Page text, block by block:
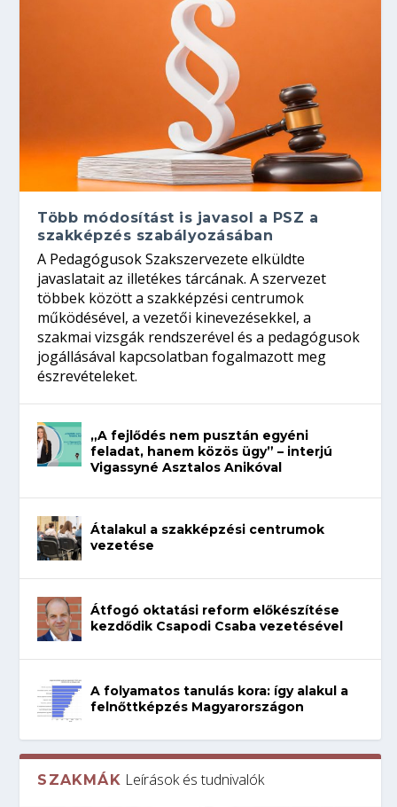
Több módosítást is javasol a PSZ a
szakképzés szabályozásában
A Pedagógusok Szakszervezete elküldte
javaslatait az illetékes tárcának. A szervezet
többek között a szakképzési centrumok
működésével, a vezetői kinevezésekkel, a
szakmai vizsgák rendszerével és a pedagógusok
jogállásával kapcsolatban fogalmazott meg
észrevételeket.
„A fejlődés nem pusztán egyéni
feladat, hanem közös ügy” – interjú
Vigassyné Asztalos Anikóval
Átalakul a szakképzési centrumok
vezetése
Átfogó oktatási reform előkészítése
kezdődik Csapodi Csaba vezetésével
A folyamatos tanulás kora: így alakul a
felnőttképzés Magyarországon
SZAKMÁK Leírások és tudnivalók